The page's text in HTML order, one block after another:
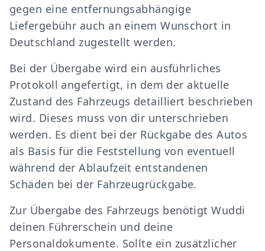
gegen eine entfernungsabhängige
Liefergebühr auch an einem Wunschort in
Deutschland zugestellt werden.
Bei der Übergabe wird ein ausführliches
Protokoll angefertigt, in dem der aktuelle
Zustand des Fahrzeugs detailliert beschrieben
wird. Dieses muss von dir unterschrieben
werden. Es dient bei der Rückgabe des Autos
als Basis für die Feststellung von eventuell
während der Ablaufzeit entstandenen
Schäden bei der Fahrzeugrückgabe.
Zur Übergabe des Fahrzeugs benötigt Wuddi
deinen Führerschein und deine
Personaldokumente. Sollte ein zusätzlicher